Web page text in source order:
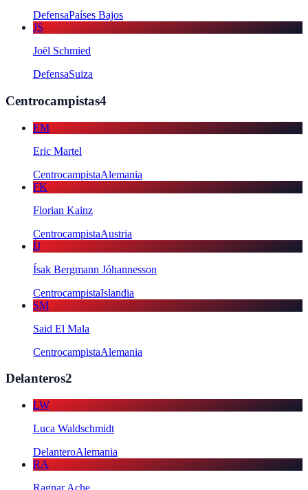
DefensaPaíses Bajos
JS
Joël Schmied
DefensaSuiza
Centrocampistas4
EM
Eric Martel
CentrocampistaAlemania
FK
Florian Kainz
CentrocampistaAustria
ÍJ
Ísak Bergmann Jóhannesson
CentrocampistaIslandia
SM
Said El Mala
CentrocampistaAlemania
Delanteros2
LW
Luca Waldschmidt
DelanteroAlemania
RA
Ragnar Ache